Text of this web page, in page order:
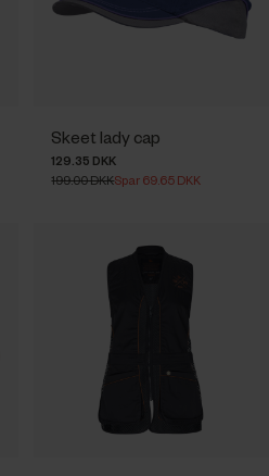
Skeet lady cap
129.35 DKK
199.00 DKKSpar 69.65 DKK